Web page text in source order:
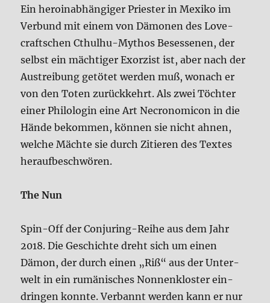
Ein hero­in­ab­hän­gi­ger Prie­ster in Mexi­ko im
Ver­bund mit einem von Dämo­nen des Love­
craft­schen Cthul­hu-Mythos Beses­se­nen, der
selbst ein mäch­ti­ger Exor­zist ist, aber nach der
Aus­trei­bung getö­tet wer­den muß, wonach er
von den Toten zurück­kehrt. Als zwei Töch­ter
einer Phi­lo­lo­gin eine Art Necro­no­mic­on in die
Hän­de bekom­men, kön­nen sie nicht ahnen,
wel­che Mäch­te sie durch Zitie­ren des Tex­tes
her­auf­be­schwö­ren.
The Nun
Spin-Off der Con­ju­ring-Rei­he aus dem Jahr
2018. Die Geschich­te dreht sich um einen
Dämon, der durch einen „Riß“ aus der Unter­
welt in ein rumä­ni­sches Non­nen­klo­ster ein­
drin­gen konn­te. Ver­bannt wer­den kann er nur